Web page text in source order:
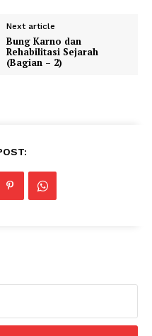
Next article
Bung Karno dan
Rehabilitasi Sejarah
(Bagian – 2)